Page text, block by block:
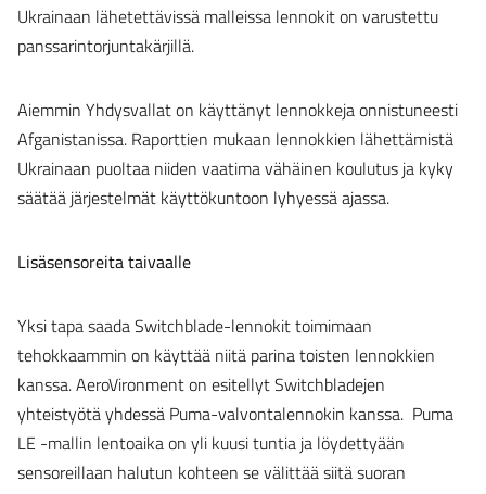
Ukrainaan lähetettävissä malleissa lennokit on varustettu
panssarintorjuntakärjillä.
Aiemmin Yhdysvallat on käyttänyt lennokkeja onnistuneesti
Afganistanissa. Raporttien mukaan lennokkien lähettämistä
Ukrainaan puoltaa niiden vaatima vähäinen koulutus ja kyky
säätää järjestelmät käyttökuntoon lyhyessä ajassa.
Lisäsensoreita taivaalle
Yksi tapa saada Switchblade-lennokit toimimaan
tehokkaammin on käyttää niitä parina toisten lennokkien
kanssa. AeroVironment on esitellyt Switchbladejen
yhteistyötä yhdessä Puma-valvontalennokin kanssa. Puma
LE -mallin lentoaika on yli kuusi tuntia ja löydettyään
sensoreillaan halutun kohteen se välittää siitä suoran